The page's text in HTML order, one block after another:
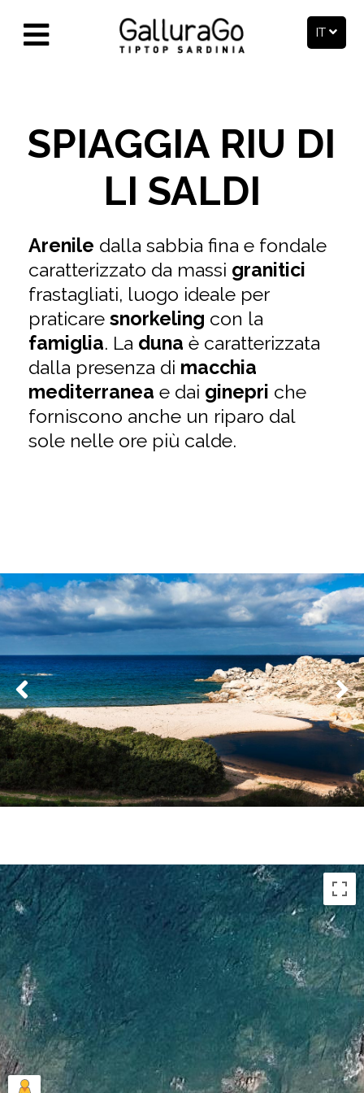
IT
SPIAGGIA RIU DI
LI SALDI
Arenile dalla sabbia fina e fondale
caratterizzato da massi granitici
frastagliati, luogo ideale per
praticare snorkeling con la
famiglia. La duna è caratterizzata
dalla presenza di macchia
mediterranea e dai ginepri che
forniscono anche un riparo dal
sole nelle ore più calde.